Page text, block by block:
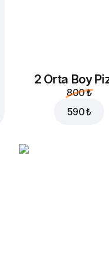
2 Orta Boy
800 ₺
590 ₺